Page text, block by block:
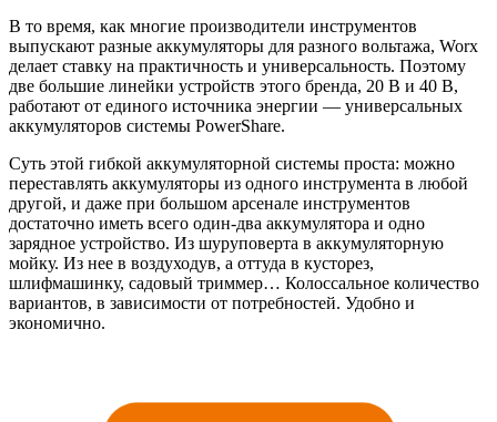
В то время, как многие производители инструментов
выпускают разные аккумуляторы для разного вольтажа, Worx
делает ставку на практичность и универсальность. Поэтому
две большие линейки устройств этого бренда, 20 В и 40 В,
работают от единого источника энергии — универсальных
аккумуляторов системы PowerShare.
Суть этой гибкой аккумуляторной системы проста: можно
переставлять аккумуляторы из одного инструмента в любой
другой, и даже при большом арсенале инструментов
достаточно иметь всего один-два аккумулятора и одно
зарядное устройство. Из шуруповерта в аккумуляторную
мойку. Из нее в воздуходув, а оттуда в кусторез,
шлифмашинку, садовый триммер… Колоссальное количество
вариантов, в зависимости от потребностей. Удобно и
экономично.